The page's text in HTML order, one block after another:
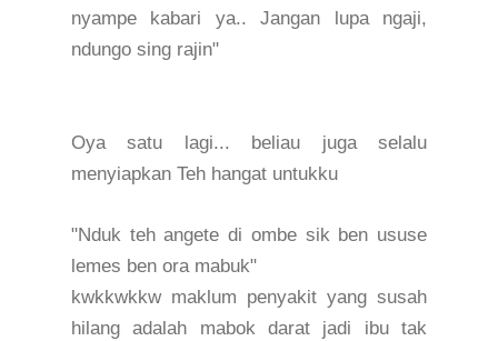
nyampe kabari ya.. Jangan lupa ngaji,
ndungo sing rajin"
Oya satu lagi... beliau juga selalu
menyiapkan Teh hangat untukku
"Nduk teh angete di ombe sik ben ususe
lemes ben ora mabuk"
kwkkwkkw maklum penyakit yang susah
hilang adalah mabok darat jadi ibu tak